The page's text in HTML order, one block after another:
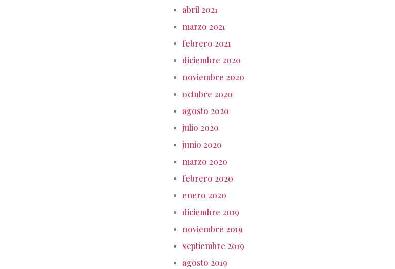
abril 2021
marzo 2021
febrero 2021
diciembre 2020
noviembre 2020
octubre 2020
agosto 2020
julio 2020
junio 2020
marzo 2020
febrero 2020
enero 2020
diciembre 2019
noviembre 2019
septiembre 2019
agosto 2019